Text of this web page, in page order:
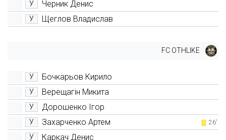
У Черник Денис
У Щеглов Владислав
FC OTHLIKE
У Бочкарьов Кирило
У Верещагін Микита
У Дорошенко Ігор
У Захарченко Артем 26'
У Каркач Денис